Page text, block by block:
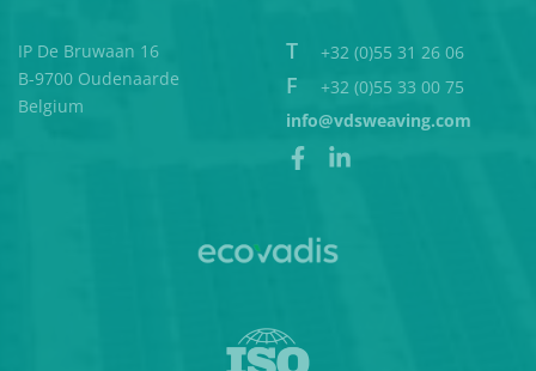
IP De Bruwaan 16
B-9700 Oudenaarde
Belgium
T +32 (0)55 31 26 06
F
+32 (0)55 33 00 75
info@vdsweaving.com